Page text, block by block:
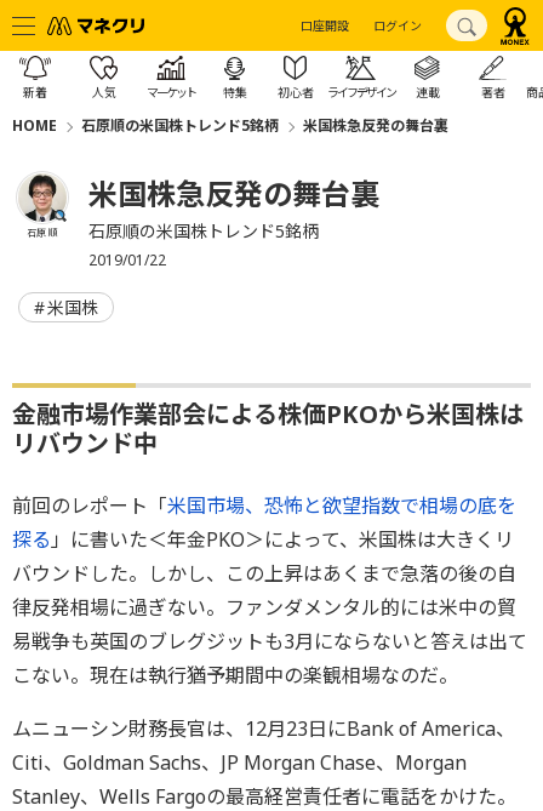
口座開設 ログイン
新着 人気 マーケット 特集 初心者 ライフデザイン 連載 著者 商
HOME 石原順の米国株トレンド5銘柄 米国株急反発の舞台裏
石原 順
米国株急反発の舞台裏
石原順の米国株トレンド5銘柄
2019/01/22
米国株
金融市場作業部会による株価PKOから米国株は
リバウンド中
前回のレポート「米国市場、恐怖と欲望指数で相場の底を
探る 」に書いた＜年金PKO＞によって、米国株は大きくリ
バウンドした。しかし、この上昇はあくまで急落の後の自
律反発相場に過ぎない。ファンダメンタル的には米中の貿
易戦争も英国のブレグジットも3月にならないと答えは出て
こない。現在は執行猶予期間中の楽観相場なのだ。
ムニューシン財務長官は、12月23日にBank of America、
Citi、Goldman Sachs、JP Morgan Chase、Morgan
Stanley、Wells Fargoの最高経営責任者に電話をかけた。